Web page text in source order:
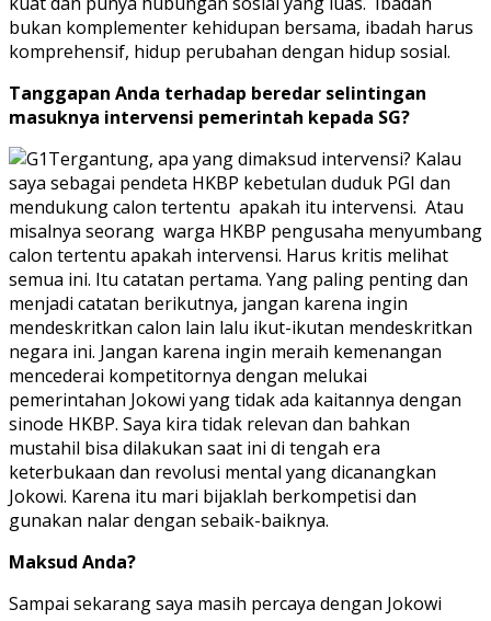
bukan komplementer kehidupan bersama, ibadah harus
komprehensif, hidup perubahan dengan hidup sosial.
Tanggapan Anda terhadap beredar selintingan
masuknya intervensi pemerintah kepada SG?
Tergantung, apa yang dimaksud intervensi? Kalau
saya sebagai pendeta HKBP kebetulan duduk PGI dan
mendukung calon tertentu apakah itu intervensi. Atau
misalnya seorang warga HKBP pengusaha menyumbang
calon tertentu apakah intervensi. Harus kritis melihat
semua ini. Itu catatan pertama. Yang paling penting dan
menjadi catatan berikutnya, jangan karena ingin
mendeskritkan calon lain lalu ikut-ikutan mendeskritkan
negara ini. Jangan karena ingin meraih kemenangan
mencederai kompetitornya dengan melukai
pemerintahan Jokowi yang tidak ada kaitannya dengan
sinode HKBP. Saya kira tidak relevan dan bahkan
mustahil bisa dilakukan saat ini di tengah era
keterbukaan dan revolusi mental yang dicanangkan
Jokowi. Karena itu mari bijaklah berkompetisi dan
gunakan nalar dengan sebaik-baiknya.
Maksud Anda?
Sampai sekarang saya masih percaya dengan Jokowi